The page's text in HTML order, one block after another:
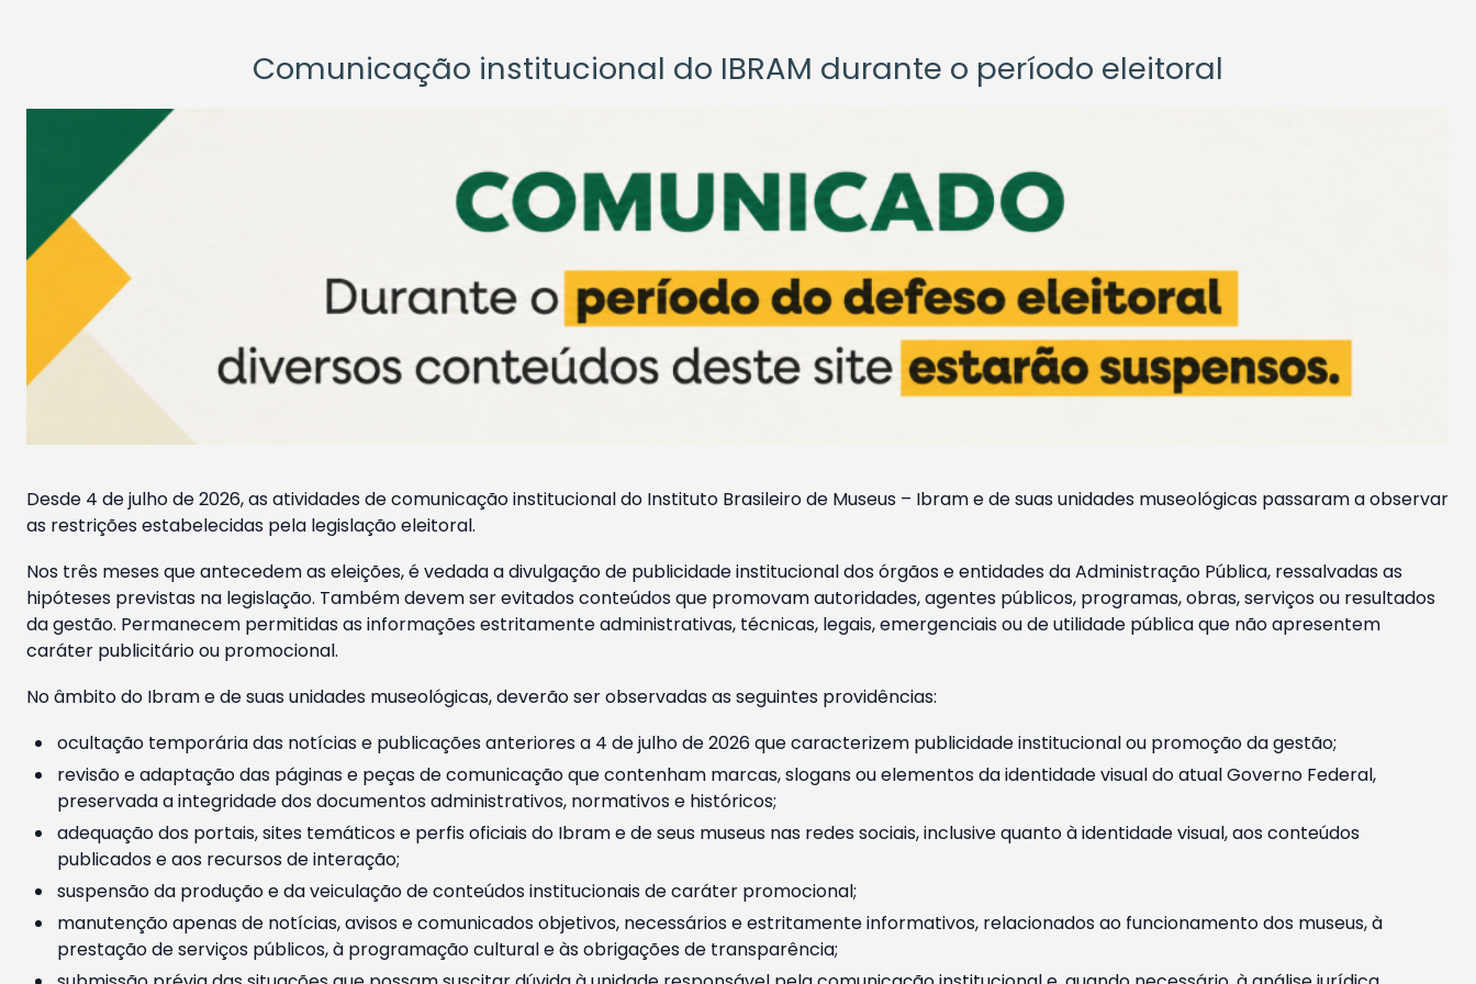
Comunicação institucional do IBRAM durante o período eleitoral
Desde 4 de julho de 2026, as atividades de comunicação institucional do Instituto Brasileiro de Museus – Ibram e de suas unidades museológicas passaram a observar
as restrições estabelecidas pela legislação eleitoral.
Nos três meses que antecedem as eleições, é vedada a divulgação de publicidade institucional dos órgãos e entidades da Administração Pública, ressalvadas as
hipóteses previstas na legislação. Também devem ser evitados conteúdos que promovam autoridades, agentes públicos, programas, obras, serviços ou resultados
da gestão. Permanecem permitidas as informações estritamente administrativas, técnicas, legais, emergenciais ou de utilidade pública que não apresentem
caráter publicitário ou promocional.
No âmbito do Ibram e de suas unidades museológicas, deverão ser observadas as seguintes providências:
ocultação temporária das notícias e publicações anteriores a 4 de julho de 2026 que caracterizem publicidade institucional ou promoção da gestão;
revisão e adaptação das páginas e peças de comunicação que contenham marcas, slogans ou elementos da identidade visual do atual Governo Federal,
preservada a integridade dos documentos administrativos, normativos e históricos;
adequação dos portais, sites temáticos e perfis oficiais do Ibram e de seus museus nas redes sociais, inclusive quanto à identidade visual, aos conteúdos
publicados e aos recursos de interação;
suspensão da produção e da veiculação de conteúdos institucionais de caráter promocional;
manutenção apenas de notícias, avisos e comunicados objetivos, necessários e estritamente informativos, relacionados ao funcionamento dos museus, à
prestação de serviços públicos, à programação cultural e às obrigações de transparência;